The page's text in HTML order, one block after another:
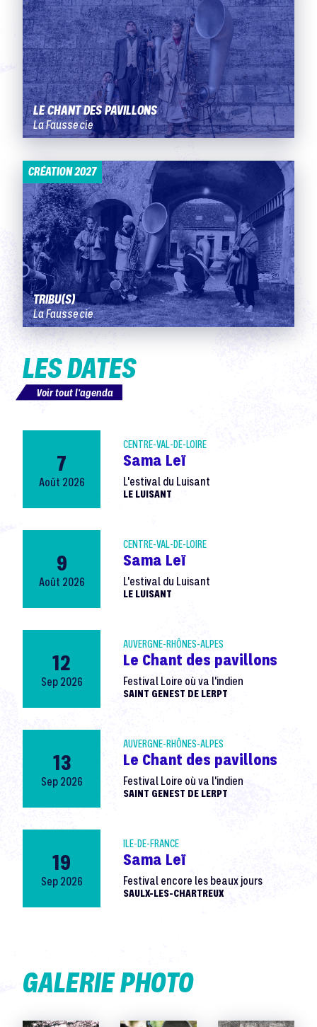
LE CHANT DES PAVILLONS
La Fausse cie
CRÉATION 2027
TRIBU(S)
La Fausse cie
LES DATES
Voir tout l'agenda
7
Août 2026
CENTRE-VAL-DE-LOIRE
Sama Leï
L'estival du Luisant
LE LUISANT
9
Août 2026
CENTRE-VAL-DE-LOIRE
Sama Leï
L'estival du Luisant
LE LUISANT
12
Sep 2026
AUVERGNE-RHÔNES-ALPES
Le Chant des pavillons
Festival Loire où va l'indien
SAINT GENEST DE LERPT
13
Sep 2026
AUVERGNE-RHÔNES-ALPES
Le Chant des pavillons
Festival Loire où va l'indien
SAINT GENEST DE LERPT
19
Sep 2026
ILE-DE-FRANCE
Sama Leï
Festival encore les beaux jours
SAULX-LES-CHARTREUX
GALERIE PHOTO